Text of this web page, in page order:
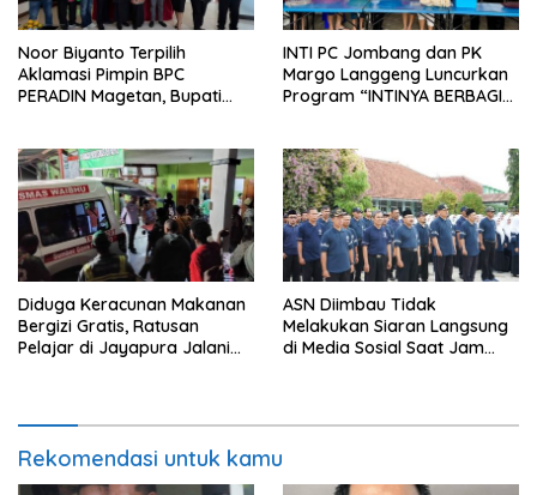
Noor Biyanto Terpilih
Aklamasi Pimpin BPC
PERADIN Magetan, Bupati
INTI PC Jombang dan PK
Margo Langgeng Luncurkan
Program “INTINYA BERBAGI”,
Diduga Keracunan Makanan
Bergizi Gratis, Ratusan
Pelajar di Jayapura Jalani
ASN Diimbau Tidak
Melakukan Siaran Langsung
di Media Sosial Saat Jam
Rekomendasi untuk kamu